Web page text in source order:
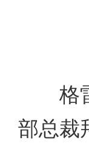
格雷
部总裁